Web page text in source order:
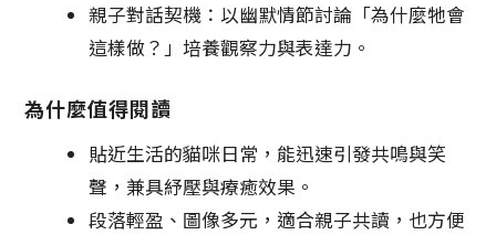
親子對話契機：以幽默情節討論「為什麼牠會
這樣做？」培養觀察力與表達力。
為什麼值得閱讀
貼近生活的貓咪日常，能迅速引發共鳴與笑
聲，兼具紓壓與療癒效果。
段落輕盈、圖像多元，適合親子共讀，也方便